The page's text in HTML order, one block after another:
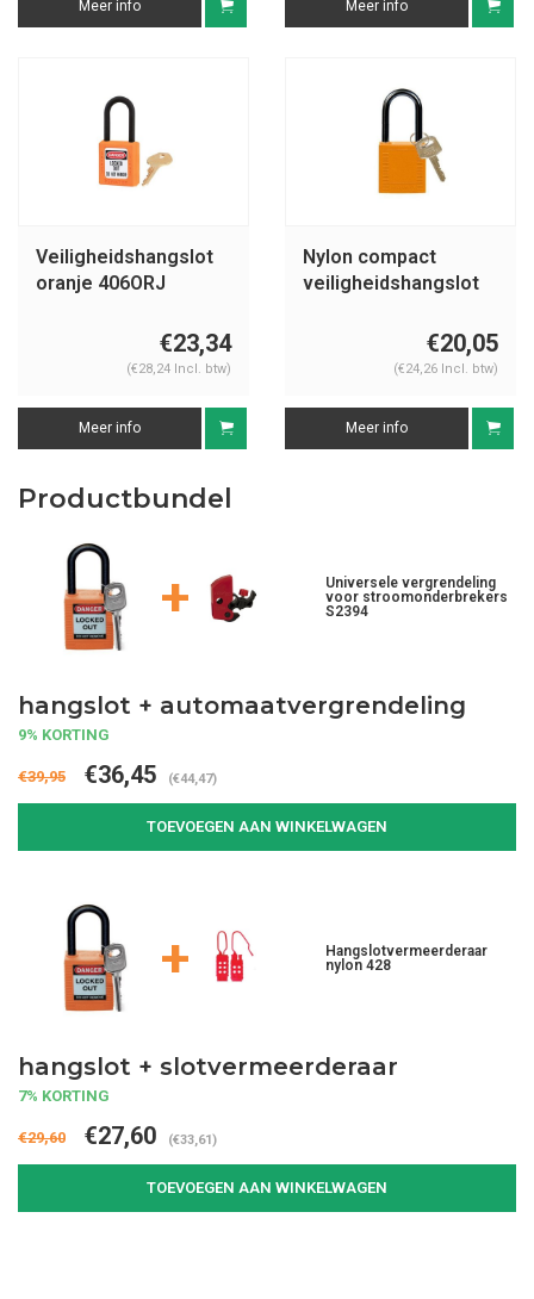
Meer info Meer info
Veiligheidshangslot
oranje 406ORJ
€23,34
(€28,24 Incl. btw)
Meer info
Nylon compact
veiligheidshangslot
€20,05
(€24,26 Incl. btw)
Meer info
Productbundel
+
Universele vergrendeling
voor stroomonderbrekers
S2394
hangslot + automaatvergrendeling
9% KORTING
€39,95 €36,45 (€44,47)
TOEVOEGEN AAN WINKELWAGEN
+
Hangslotvermeerderaar
nylon 428
hangslot + slotvermeerderaar
7% KORTING
€29,60 €27,60 (€33,61)
TOEVOEGEN AAN WINKELWAGEN